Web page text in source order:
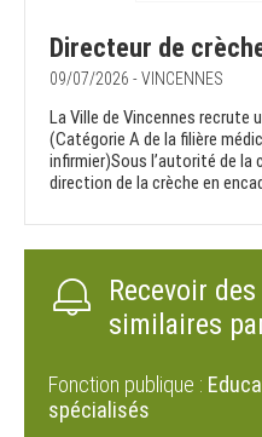
Directeur de
09/07/2026 - VINCENNES
La Ville de Vincennes recrute
(Catégorie A de la filière
infirmier)Sous l’autorité de
direction de la crèche en
Recevoir
similaires
Fonction publique :
spécialisés